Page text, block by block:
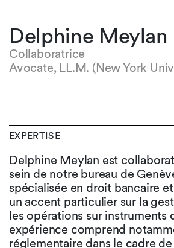
Delphine Meylan
Collaboratrice
Avocate, LL.M. (New York
EXPERTISE
Delphine Meylan est
sein de notre bureau de
spécialisée en droit bancaire
un accent particulier sur la
les opérations sur instruments
expérience comprend
réglementaire dans le cadre de